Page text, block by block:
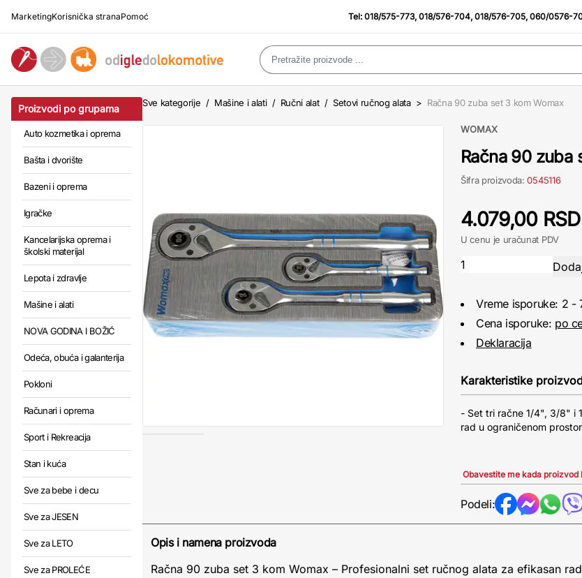
MarketingKorisnička stranaPomoć Tel:018/575-773,018/576-704,018/576-705,060/0576-
Proizvodi po grupama
Auto kozmetika i oprema
Bašta i dvorište
Bazeni i oprema
Igračke
Kancelarijska oprema i
školski materijal
Lepota i zdravlje
Mašine i alati
NOVA GODINA I BOŽIĆ
Odeća, obuća i galanterija
Pokloni
Računari i oprema
Sport i Rekreacija
Stan i kuća
Sve za bebe i decu
Sve za JESEN
Sve za LETO
Sve za PROLEĆE
Sve kategorije / Mašine i alati / Ručni alat / Setovi ručnog alata > Račna 90 zuba set 3 kom Womax
WOMAX
Račna 90 zuba
Šifra proizvoda:0545116
4.079,00 RSD
U cenu je uračunat PDV
Vreme isporuke: 2 -
Cena isporuke: po
Deklaracija
Karakteristike
- Set tri račne 1/4", 3/8" i
rad u ograničenom
Obavestite me kada proizvod
Podeli:
Opis i namena proizvoda
Račna 90 zuba set 3 kom Womax – Profesionalni set ručnog alata za efikasan rad